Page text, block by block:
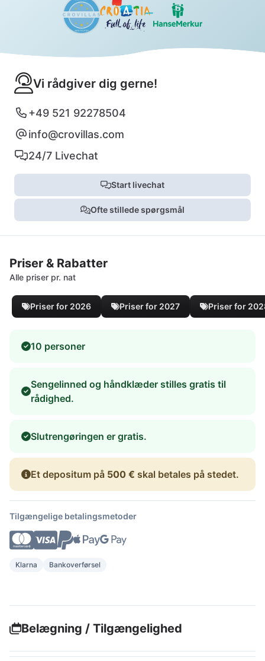
Vi rådgiver dig gerne!
+49 521 92278504
info@crovillas.com
24/7 Livechat
Start livechat
Ofte stillede spørgsmål
Priser & Rabatter
Alle priser pr. nat
Priser for 2026 Priser for 2027 Priser for
10 personer
Sengelinned og håndklæder stilles gratis til
rådighed.
Slutrengøringen er gratis.
Et depositum på 500 € skal betales på stedet.
Tilgængelige betalingsmetoder
Klarna Bankoverførsel
Belægning / Tilgængelighed